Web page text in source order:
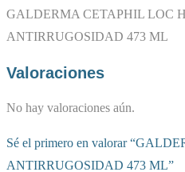
GALDERMA CETAPHIL LOC
ANTIRRUGOSIDAD 473 ML
Valoraciones
No hay valoraciones aún.
Sé el primero en valorar
ANTIRRUGOSIDAD 473 ML”